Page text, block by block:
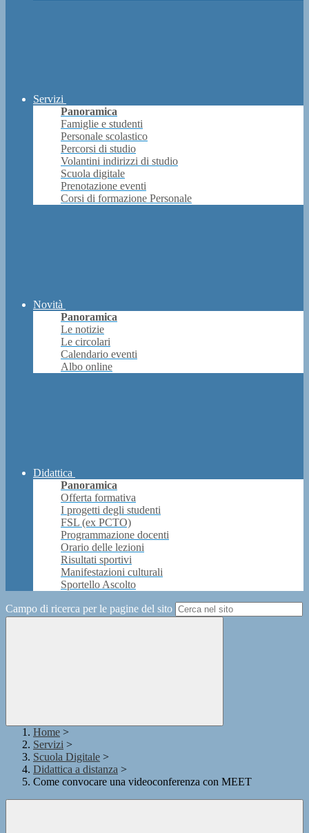
Servizi
Panoramica
Famiglie e studenti
Personale scolastico
Percorsi di studio
Volantini indirizzi di studio
Scuola digitale
Prenotazione eventi
Corsi di formazione Personale
Novità
Panoramica
Le notizie
Le circolari
Calendario eventi
Albo online
Didattica
Panoramica
Offerta formativa
I progetti degli studenti
FSL (ex PCTO)
Programmazione docenti
Orario delle lezioni
Risultati sportivi
Manifestazioni culturali
Sportello Ascolto
Campo di ricerca per le pagine del sito
Home >
Servizi >
Scuola Digitale >
Didattica a distanza >
Come convocare una videoconferenza con MEET